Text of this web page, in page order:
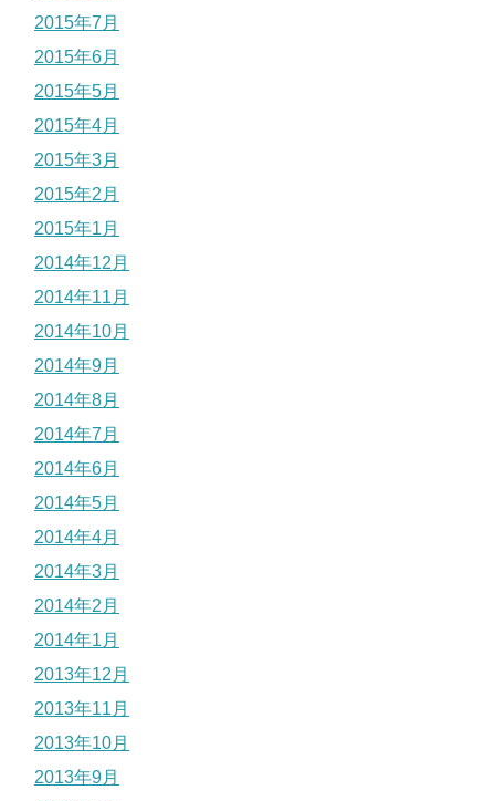
2015年7月
2015年6月
2015年5月
2015年4月
2015年3月
2015年2月
2015年1月
2014年12月
2014年11月
2014年10月
2014年9月
2014年8月
2014年7月
2014年6月
2014年5月
2014年4月
2014年3月
2014年2月
2014年1月
2013年12月
2013年11月
2013年10月
2013年9月